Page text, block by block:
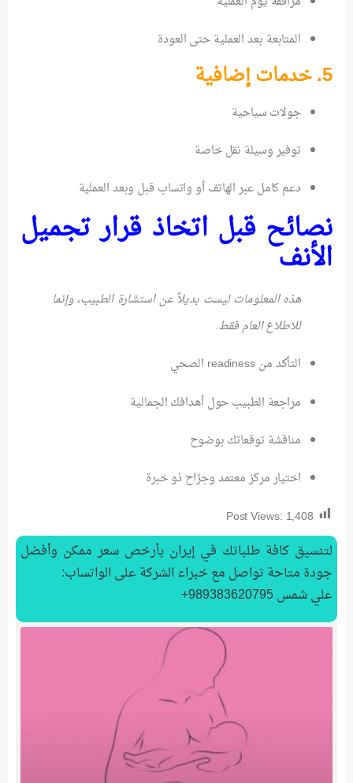
المتابعة بعد العملية حتى العودة
5. خدمات إضافية
جولات سياحية
توفير وسيلة نقل خاصة
دعم كامل عبر الهاتف أو واتساب قبل وبعد العملية
نصائح قبل اتخاذ قرار تجميل
الأنف
هذه المعلومات ليست بديلاً عن استشارة الطبيب، وإنما
للاطلاع العام فقط.
التأكد من readiness الصحي
مراجعة الطبيب حول أهدافك الجمالية
مناقشة توقعاتك بوضوح
اختيار مركز معتمد وجرّاح ذو خبرة
Post Views: 1,408
لتنسیق كافة طلباتك في إيران بأرخص سعر ممكن وأفضل
جودة متاحة تواصل مع خبراء الشركة على الواتساب:
علي شمس 989383620795+